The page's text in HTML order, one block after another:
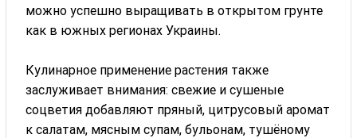
можно успешно выращивать в открытом грунте
как в южных регионах Украины.
Кулинарное применение растения также
заслуживает внимания: свежие и сушеные
соцветия добавляют пряный, цитрусовый аромат
к салатам, мясным супам, бульонам, тушёному